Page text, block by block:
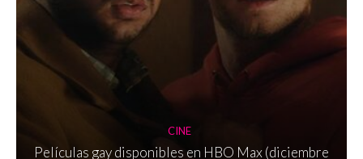
CINE
Películas gay disponibles en HBO Max (diciembre